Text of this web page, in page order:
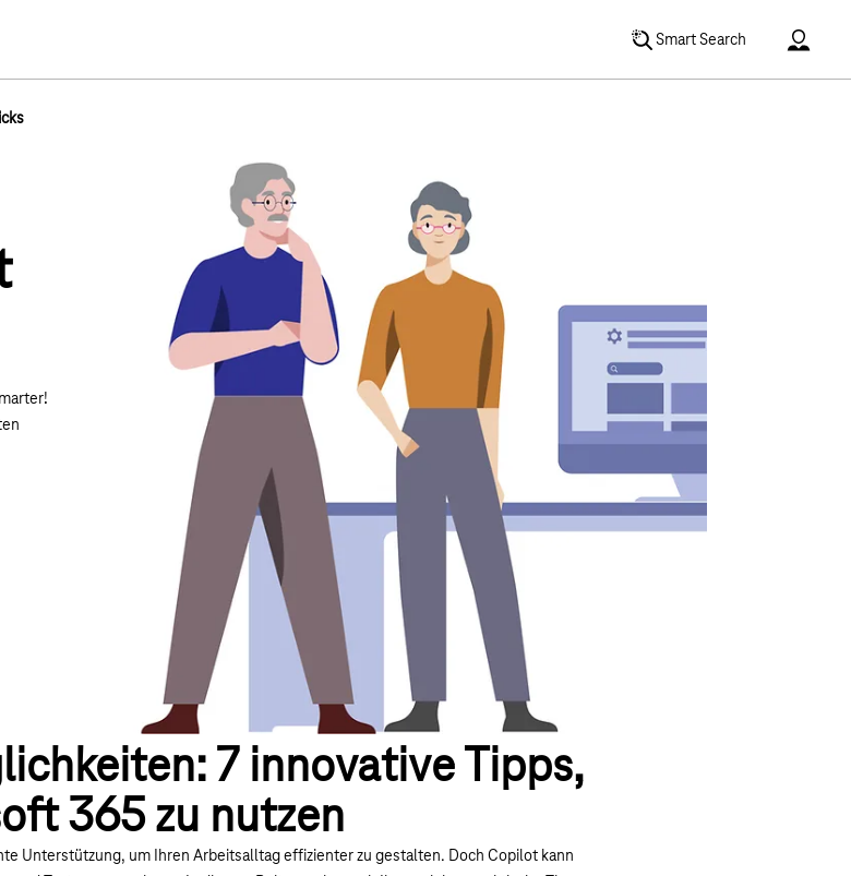
Smart Search
7 innovative Tipps,
365 zu nutzen
Unterstützung, um Ihren Arbeitsalltag effizienter zu gestalten. Doch Copilot kann